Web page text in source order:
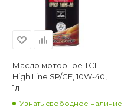
Масло моторное TCL
High Line SP/CF, 10W-40,
1л
Узнать свободное наличие